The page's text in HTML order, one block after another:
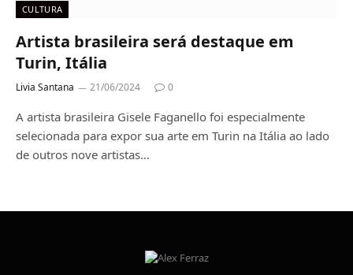
CULTURA
Artista brasileira será destaque em
Turin, Itália
Livia Santana 21/06/2024 0
A artista brasileira Gisele Faganello foi especialmente
selecionada para expor sua arte em Turin na Itália ao lado
de outros nove artistas…